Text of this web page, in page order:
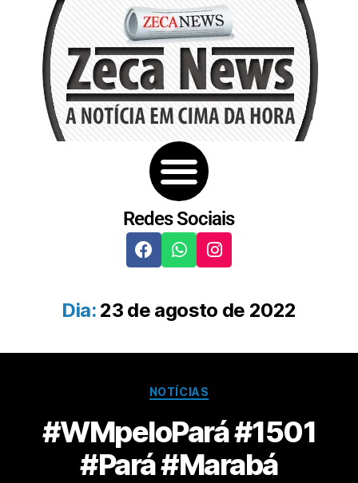
Redes Sociais
Dia: 23 de agosto de 2022
NOTÍCIAS
#WMpeloPará #1501
#Pará #Marabá